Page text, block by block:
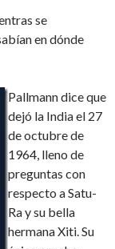
se
en dónde
Pallmann dice que
dejó la India el 27
de octubre de
1964, lleno de
preguntas con
respecto a Satu-
Ra y su bella
hermana Xiti. Su